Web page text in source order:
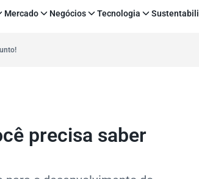
Mercado
Finance
Negócios Tecnologia
precisa saber